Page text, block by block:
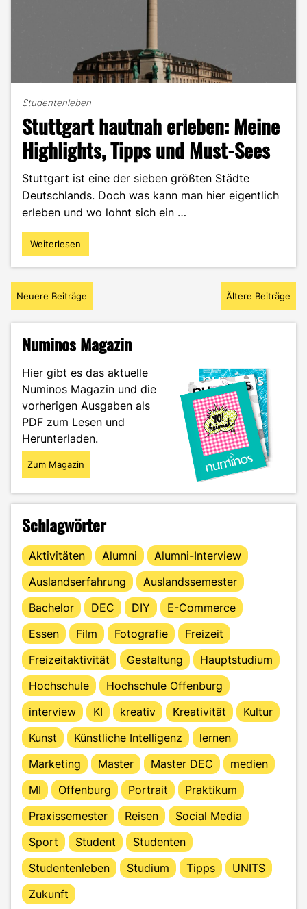
Studentenleben
Stuttgart hautnah erleben: Meine
Highlights, Tipps und Must-Sees
Stuttgart ist eine der sieben größten Städte
Deutschlands. Doch was kann man hier eigentlich
erleben und wo lohnt sich ein …
"Stuttgart
hautnah
Highlights,
Must-
Weiterlesen
Beitragsnavigation Ältere Beiträge
Neuere Beiträge
Numinos Magazin
Hier gibt es das aktuelle
Numinos Magazin und die
vorherigen Ausgaben als
PDF zum Lesen und
Herunterladen.
Zum Magazin
Schlagwörter
Aktivitäten Alumni
Alumni-Interview
Auslandserfahrung
Auslandssemester
Bachelor
DEC DIY
E-Commerce
Essen
Film Fotografie
Freizeit
Freizeitaktivität
Gestaltung
Hauptstudium
Hochschule
Hochschule Offenburg
interview
KI kreativ Kreativität
Kultur
Kunst
Künstliche Intelligenz
lernen
Marketing
Master Master DEC
medien
MI
Offenburg Portrait
Praktikum
Praxissemester
Reisen
Social Media
Sport
Student
Studenten
Studentenleben
Studium Tipps
UNITS
Zukunft